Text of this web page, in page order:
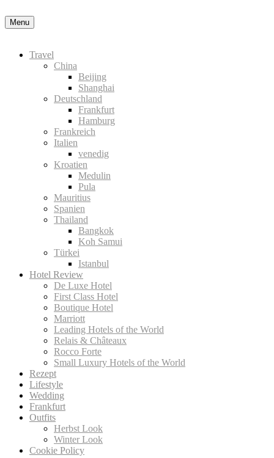
Menu
Travel
China
Beijing
Shanghai
Deutschland
Frankfurt
Hamburg
Frankreich
Italien
venedig
Kroatien
Medulin
Pula
Mauritius
Spanien
Thailand
Bangkok
Koh Samui
Türkei
Istanbul
Hotel Review
De Luxe Hotel
First Class Hotel
Boutique Hotel
Marriott
Leading Hotels of the World
Relais & Châteaux
Rocco Forte
Small Luxury Hotels of the World
Rezept
Lifestyle
Wedding
Frankfurt
Outfits
Herbst Look
Winter Look
Cookie Policy
Datenschutzerklärung